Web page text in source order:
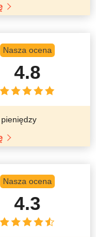
Nasza ocena
4.8
Nasza ocena
4.3